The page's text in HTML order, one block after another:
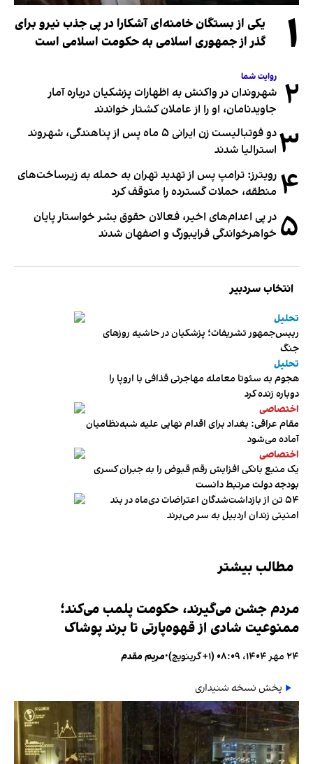
۱
یکی از بستگان خامنه‌ای آشکارا در پی جذب نیرو برای
گذر از جمهوری اسلامی به حکومت اسلامی است
۲ روایت شما
شهروندان در واکنش به اظهارات پزشکیان درباره آمار
جاویدنامان، او را از عاملان کشتار خواندند
۳
دو فوتبالیست زن ایرانی ۵ ماه پس از پناهندگی، شهروند
استرالیا شدند
۴ رویترز: ترامپ پس از تهدید تهران به حمله به زیرساخت‌های
منطقه، حملات گسترده را متوقف کرد
۵ در پی اعدام‌های اخیر، فعالان حقوق بشر خواستار پایان
خواهرخواندگی فرایبورگ و اصفهان شدند
انتخاب سردبیر
تحلیل
رییس‌جمهور تشریفات؛ پزشکیان در حاشیه روزهای
جنگ
تحلیل
هجوم به سئوتا معامله مهاجرتی قذافی با اروپا را
دوباره زنده کرد
اختصاصی
مقام عراقی: بغداد برای اقدام نهایی علیه شبه‌نظامیان
آماده می‌شود
اختصاصی
یک منبع بانکی افزایش رقم قبوض را به جبران کسری
بودجه دولت مرتبط دانست
۵۴ تن از بازداشت‌شدگان اعتراضات دی‌ماه در بند
امنیتی زندان اردبیل به سر می‌برند
مطالب بیشتر
مردم جشن می‌گیرند، حکومت پلمب می‌کند؛
ممنوعیت شادی از قهوه‌پارتی تا برند پوشاک
۲۴ مهر ۱۴۰۴، ۰۸:۰۹ (‎+۱ گرینویچ) •مریم مقدم
پخش نسخه شنیداری